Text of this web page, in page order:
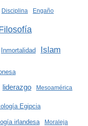
Disciplina Engaño
Inmortalidad Islam
liderazgo Mesoamérica
Egipcia
irlandesa Moraleja